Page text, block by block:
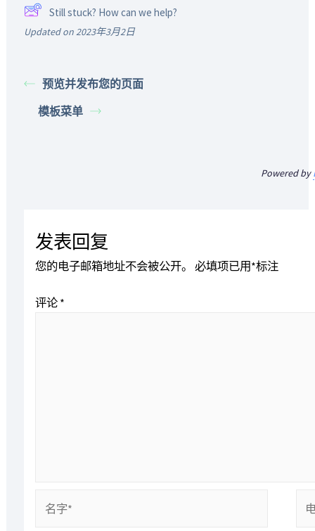
Still stuck? How can we help?
Updated on 2023年3月2日
预览并发布您的页面
模板菜单
Powered by
发表回复
您的电子邮箱地址不会被公开。 必填项已用*标注
评论 *